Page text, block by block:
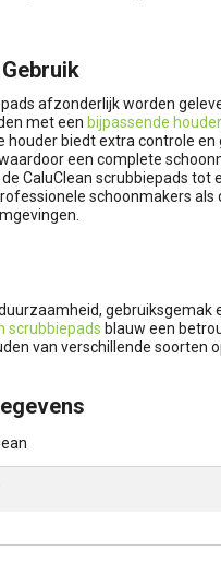
afzonderlijk worden
met een bijpassende houder
houder biedt extra controle en
een complete
CaluClean scrubbiepads tot
schoonmakers als
gebruiksgemak
scrubbiepads blauw een
van verschillende soorten